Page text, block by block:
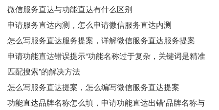
微信服务直达与功能直达有什么区别
申请服务直达内测，怎么申请微信服务直达内测
怎么写服务直达服务提案，详解微信服务直达服务提案
申请功能直达错误提示“功能名称过于复杂，关键词是精准
匹配搜索”的解决方法
怎么写服务直达提案，怎么编写微信服务直达提案
功能直达品牌名称怎么填，申请功能直达出错‘品牌名称与